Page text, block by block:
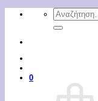
Μετάβαση
Αναζήτηση
για:
0